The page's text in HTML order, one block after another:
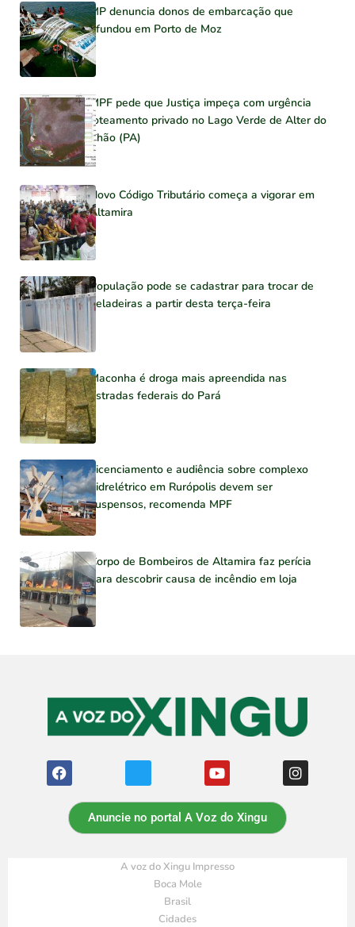
MP denuncia donos de embarcação que
afundou em Porto de Moz
MPF pede que Justiça impeça com urgência
loteamento privado no Lago Verde de Alter do
Chão (PA)
Novo Código Tributário começa a vigorar em
Altamira
População pode se cadastrar para trocar de
geladeiras a partir desta terça-feira
Maconha é droga mais apreendida nas
estradas federais do Pará
Licenciamento e audiência sobre complexo
hidrelétrico em Rurópolis devem ser
suspensos, recomenda MPF
Corpo de Bombeiros de Altamira faz perícia
para descobrir causa de incêndio em loja
Anuncie no portal A Voz do Xingu
A voz do Xingu Impresso
Boca Mole
Brasil
Cidades